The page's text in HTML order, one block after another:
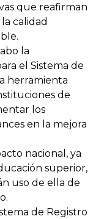
que reafirman
calidad
la
el Sistema de
herramienta
de
los
en la mejora
nacional, ya
superior,
uso de ella de
de Registro